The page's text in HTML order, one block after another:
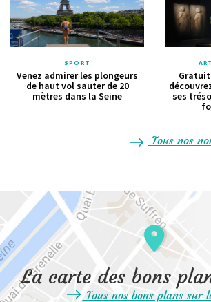
SPORT
Venez admirer les plongeurs
de haut vol sauter de 20
mètres dans la Seine
Gratuit
ses
Tous nos
La carte des bons
Tous nos bons plans sur